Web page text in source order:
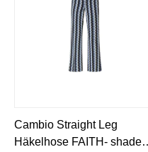
Cambio Straight Leg
Häkelhose FAITH- shades